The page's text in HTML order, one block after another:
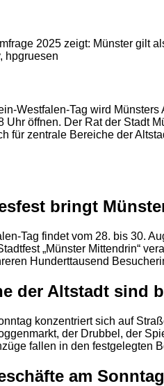
hpgruesen
Westfalen-Tag wird
Uhr öffnen. Der Rat der Stadt
für zentrale Bereiche der
bringt
Tag findet vom 28. bis 30.
„Münster Mittendrin“
Hunderttausend
der Altstadt sind
konzentriert sich auf
der Drubbel, der
fallen in den festgelegten
am